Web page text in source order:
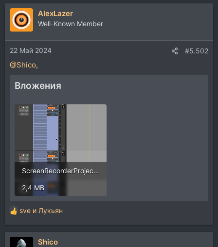
AlexLazer
Well-Known Member
22 Май 2024 #5.502
@Shico,
Вложения
ScreenRecorderProject1_1.mp4
2,4 MB
Р
е
а
sve и Лукьян
Shico